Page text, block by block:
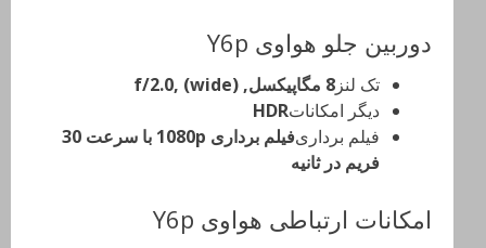
دوربین جلو هواوی Y6p
تک لنز 8 مگاپیکسل, f/2.0, (wide)
دیگر امکاناتHDR
فیلم برداری
فیلم برداری 1080p با سرعت 30
فریم در ثانیه
امکانات ارتباطی هواوی Y6p